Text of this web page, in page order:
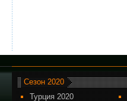
Сезон 2020
Турция 2020